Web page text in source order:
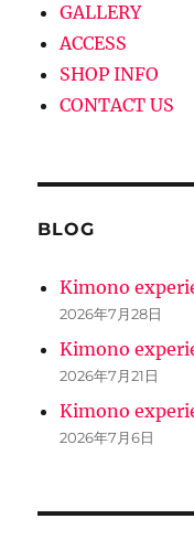
GALLERY
ACCESS
SHOP INFO
CONTACT US
BLOG
Kimono
2026年7月28日
Kimono
2026年7月21日
Kimono
2026年7月6日